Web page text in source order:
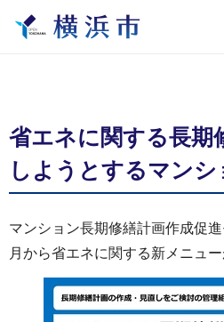
省エネに関する長期
しようとするマン
マンション長期修繕計画作成促
月から省エネに関する新メニュ